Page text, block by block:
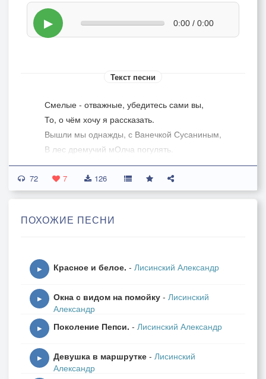
▶ 0:00 / 0:00
Текст песни
Смелые - отважные, убедитесь сами вы,
То, о чём хочу я рассказать.
Вышли мы однажды, с Ванечкой Сусаниным,
В лес дремучий мОлча погулять.
Ох берёзки-ёлочки, ох грибочки-ягоды,
Да по сносным ценам как с кустА.
Показать прекрасные места.
Знает Ваню весь честнОй народ.
Уводя от городских забот.
Долго, или коротко, шли толпою дружною,
Но грибочков-ягодок, мы не обнаружили,
Лишь клещей успели нахватать.
72 7 126
ПОХОЖИЕ ПЕСНИ
▶ Красное и белое. - Лисинский Александр
▶ Окна с видом на помойку - Лисинский
Александр
▶ Поколение Пепси. - Лисинский Александр
▶ Девушка в маршрутке - Лисинский
Александр